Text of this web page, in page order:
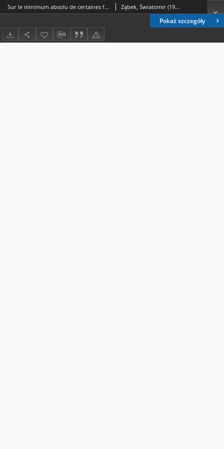
Pokaż szczegóły
Sur le minimum absolu de certaines fonctionnelles Ząbek, Światomir (1936-)